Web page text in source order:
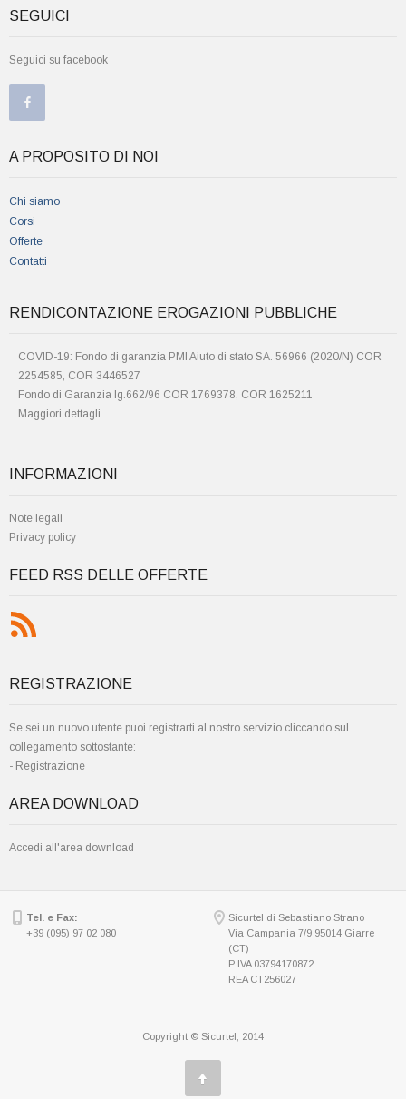
SEGUICI
Seguici su facebook
A PROPOSITO DI NOI
Chi siamo
Corsi
Offerte
Contatti
RENDICONTAZIONE EROGAZIONI PUBBLICHE
COVID-19: Fondo di garanzia PMI Aiuto di stato SA. 56966 (2020/N) COR
2254585, COR 3446527
Fondo di Garanzia lg.662/96 COR 1769378, COR 1625211
Maggiori dettagli
INFORMAZIONI
Note legali
Privacy policy
FEED RSS DELLE OFFERTE
REGISTRAZIONE
Se sei un nuovo utente puoi registrarti al nostro servizio cliccando sul
collegamento sottostante:
- Registrazione
AREA DOWNLOAD
Accedi all'area download
Tel. e Fax:
+39 (095) 97 02 080
Sicurtel di Sebastiano Strano
Via Campania 7/9 95014 Giarre
(CT)
P.IVA 03794170872
REA CT256027
Copyright © Sicurtel, 2014